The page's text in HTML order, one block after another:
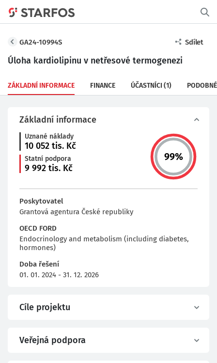
GA24-10994S Sdílet
Úloha kardiolipinu v netřesové termogenezi
ZÁKLADNÍ INFORMACE FINANCE ÚČASTNÍCI (1)
Základní informace
Uznané náklady
10 052 tis. Kč
Statní podpora
9 992 tis. Kč
99%
Poskytovatel
Grantová agentura České republiky
OECD FORD
Endocrinology and metabolism (including diabetes,
hormones)
Doba řešení
01. 01. 2024 - 31. 12. 2026
Cíle projektu
Veřejná podpora